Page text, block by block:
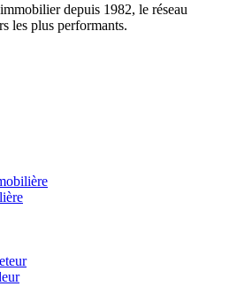
depuis 1982, le réseau
les plus performants.